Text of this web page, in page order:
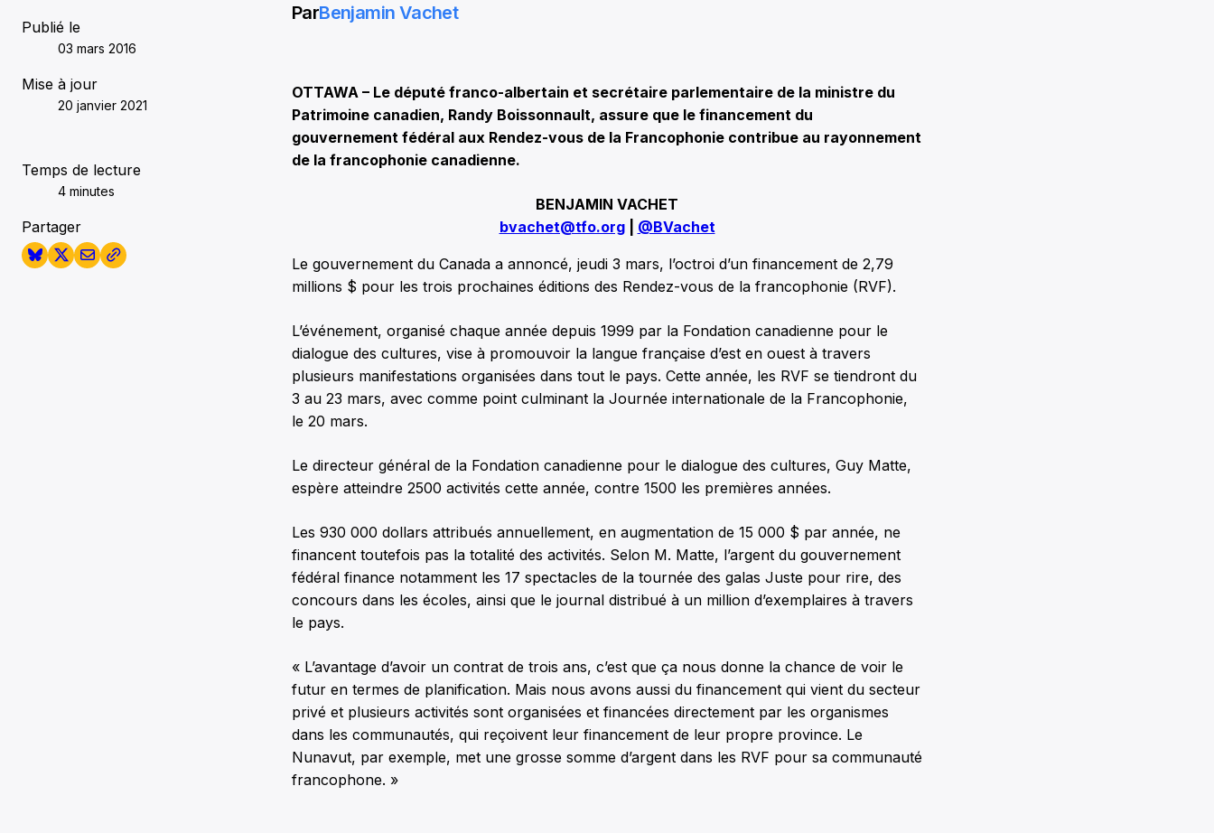
Publié le
03 mars 2016
Mise à jour
20 janvier 2021
Temps de lecture
4 minutes
Partager
ParBenjamin Vachet
OTTAWA – Le député franco-albertain et secrétaire parlementaire de la ministre du
Patrimoine canadien, Randy Boissonnault, assure que le financement du
gouvernement fédéral aux Rendez-vous de la Francophonie contribue au rayonnement
de la francophonie canadienne.
BENJAMIN VACHET
bvachet@tfo.org| @BVachet
Le gouvernement du Canada a annoncé, jeudi 3 mars, l’octroi d’un financement de 2,79
millions $ pour les trois prochaines éditions des Rendez-vous de la francophonie (RVF).
L’événement, organisé chaque année depuis 1999 par la Fondation canadienne pour le
dialogue des cultures, vise à promouvoir la langue française d’est en ouest à travers
plusieurs manifestations organisées dans tout le pays. Cette année, les RVF se tiendront du
3 au 23 mars, avec comme point culminant la Journée internationale de la Francophonie,
le 20 mars.
Le directeur général de la Fondation canadienne pour le dialogue des cultures, Guy Matte,
espère atteindre 2500 activités cette année, contre 1500 les premières années.
Les 930 000 dollars attribués annuellement, en augmentation de 15 000 $ par année, ne
financent toutefois pas la totalité des activités. Selon M. Matte, l’argent du gouvernement
fédéral finance notamment les 17 spectacles de la tournée des galas Juste pour rire, des
concours dans les écoles, ainsi que le journal distribué à un million d’exemplaires à travers
le pays.
« L’avantage d’avoir un contrat de trois ans, c’est que ça nous donne la chance de voir le
futur en termes de planification. Mais nous avons aussi du financement qui vient du secteur
privé et plusieurs activités sont organisées et financées directement par les organismes
dans les communautés, qui reçoivent leur financement de leur propre province. Le
Nunavut, par exemple, met une grosse somme d’argent dans les RVF pour sa communauté
francophone. »